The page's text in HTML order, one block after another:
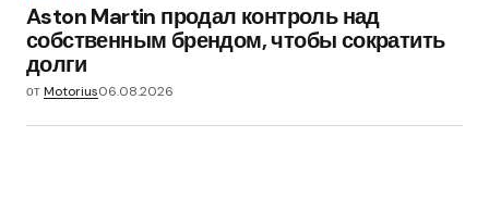
Aston Martin продал контроль над
собственным брендом, чтобы сократить
долги
отMotorius06.08.2026